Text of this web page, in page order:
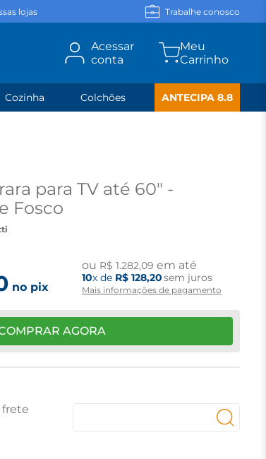
lojas Trabalhe conosco
Acessar
conta
Cozinha Colchões ANTECIPA 8.8
para TV até 60" -
Fosco
no pix
ou R$ 1.282,09 em até
10x de R$ 128,20sem juros
Mais informações de pagamento
AGORA